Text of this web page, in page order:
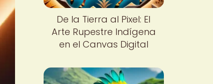
De la Tierra al Pixel: El
Arte Rupestre Indígena
en el Canvas Digital